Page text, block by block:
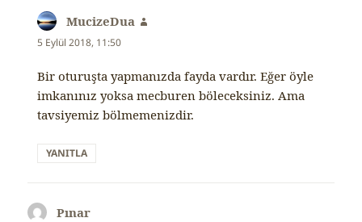
MucizeDua
5 Eylül 2018, 11:50
Bir oturuşta yapmanızda fayda vardır. Eğer öyle
imkanınız yoksa mecburen böleceksiniz. Ama
tavsiyemiz bölmemenizdir.
YANITLA
Pınar